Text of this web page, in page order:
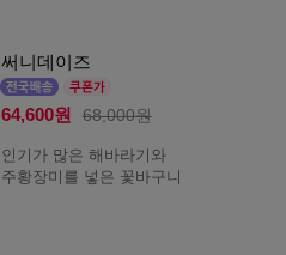
써니데이즈
64,600원 68,000원
인기가 많은 해바라기와
주황장미를 넣은 꽃바구니